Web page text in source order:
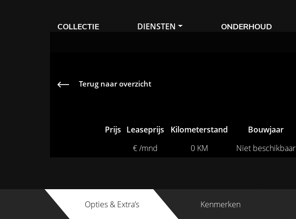
COLLECTIE DIENSTEN ONDERHOUD
Terug naar overzicht
Prijs Leaseprijs Kilometerstand Bouwjaar
€ /mnd
0 KM Niet beschikbaar
Opties & Extra’s Kenmerken